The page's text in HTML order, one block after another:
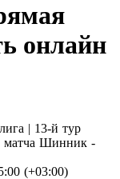
онлайн
| 13-й тур
матча Шинник -
(+03:00)